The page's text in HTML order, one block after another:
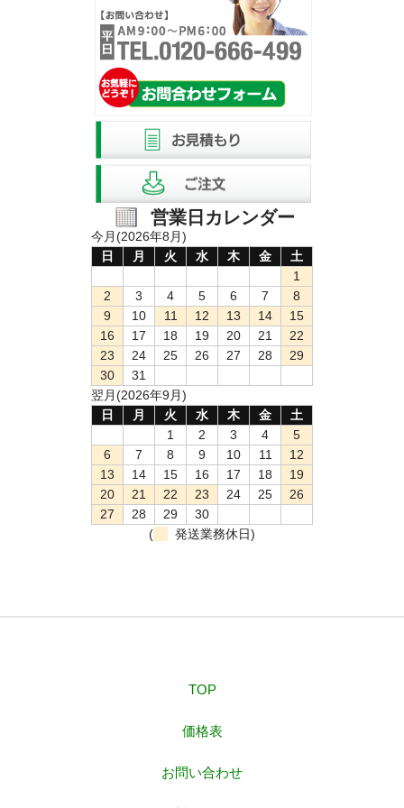
営業日カレンダー
今月(2026年8月)
日
月 火 水 木 金
土
1
2
3 4 5 6 7
8
9
10 11 12 13 14
15
16
17 18 19 20 21
22
23
24 25 26 27 28
29
30
31
翌月(2026年9月)
日
月 火 水 木 金
土
1
2 3 4
5
6
7 8 9 10 11
12
13
14 15 16 17 18
19
20
21 22 23 24 25
26
27
28 29
30
(
発送業務休日)
TOP
価格表
お問い合わせ